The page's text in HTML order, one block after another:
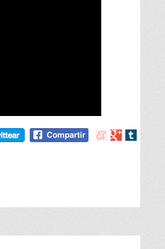
Compartir
Compartir
Compartir